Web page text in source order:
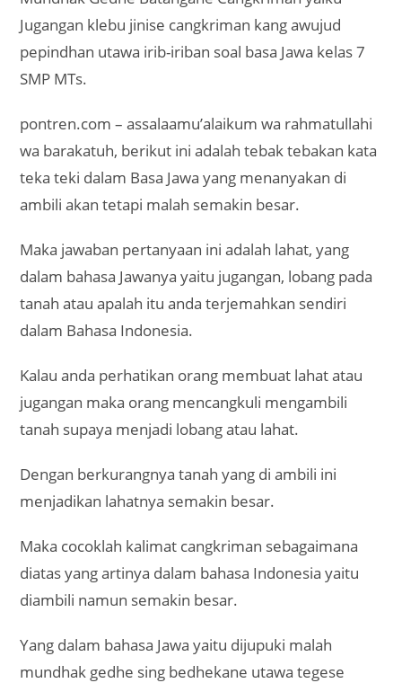
Jugangan klebu jinise cangkriman kang awujud
pepindhan utawa irib-iriban soal basa Jawa kelas 7
SMP MTs.
pontren.com – assalaamu’alaikum wa rahmatullahi
wa barakatuh, berikut ini adalah tebak tebakan kata
teka teki dalam Basa Jawa yang menanyakan di
ambili akan tetapi malah semakin besar.
Maka jawaban pertanyaan ini adalah lahat, yang
dalam bahasa Jawanya yaitu jugangan, lobang pada
tanah atau apalah itu anda terjemahkan sendiri
dalam Bahasa Indonesia.
Kalau anda perhatikan orang membuat lahat atau
jugangan maka orang mencangkuli mengambili
tanah supaya menjadi lobang atau lahat.
Dengan berkurangnya tanah yang di ambili ini
menjadikan lahatnya semakin besar.
Maka cocoklah kalimat cangkriman sebagaimana
diatas yang artinya dalam bahasa Indonesia yaitu
diambili namun semakin besar.
Yang dalam bahasa Jawa yaitu dijupuki malah
mundhak gedhe sing bedhekane utawa tegese